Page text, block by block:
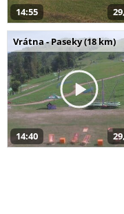
14:55
Vrátna - Paseky (18 km)
14:40